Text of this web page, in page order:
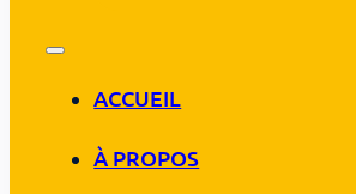
ACCUEIL
À PROPOS